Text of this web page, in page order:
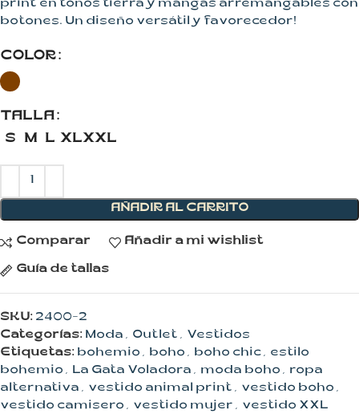
print en tonos tierra y mangas arremangables con
botones. Un diseño versátil y favorecedor!
COLOR
TALLA
S M L XLXXL
AÑADIR AL CARRITO
Comparar Añadir a mi wishlist
Guía de tallas
SKU: 2400-2
Categorías: Moda , Outlet , Vestidos
Etiquetas: bohemio , boho , boho chic, estilo
bohemio , La Gata Voladora , moda boho , ropa
alternativa , vestido animal print , vestido boho ,
vestido camisero , vestido mujer , vestido XXL